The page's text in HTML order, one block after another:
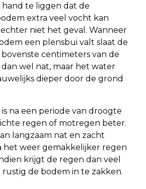
hand te liggen dat de
extra veel vocht kan
niet het geval. Wanneer
een plensbui valt slaat de
centimeters van de
wel nat, maar het water
dieper door de grond
na een periode van droogte
regen of motregen beter.
langzaam nat en zacht
het weer gemakkelijker regen
krijgt de regen dan veel
de bodem in te zakken.